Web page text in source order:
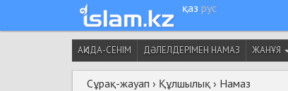
қаз рус
АҚИДА-СЕНІМ ДӘЛЕЛДЕРІМЕН НАМАЗ ЖАНҰЯ
Сұрақ-жауап › Құлшылық › Намаз